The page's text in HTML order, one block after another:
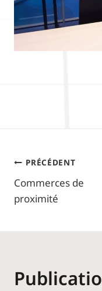
Navigation
de
l’article
PRÉCÉDENT
Commerces de
proximité